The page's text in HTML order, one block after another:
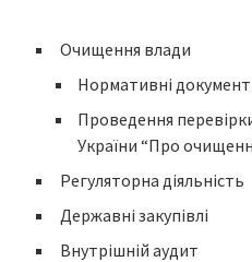
Очищення влади
Нормативні
Проведення
України “Про
Регуляторна діяльність
Державні закупівлі
Внутрішній аудит